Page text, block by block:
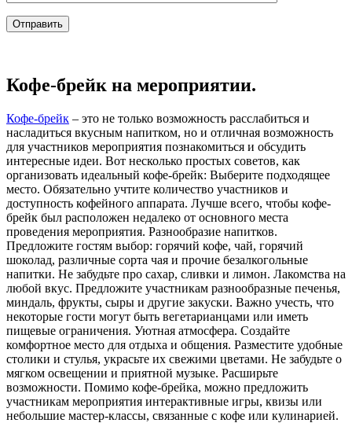
Кофе-брейк на мероприятии.
Кофе-брейк – это не только возможность расслабиться и
насладиться вкусным напитком, но и отличная возможность
для участников мероприятия познакомиться и обсудить
интересные идеи. Вот несколько простых советов, как
организовать идеальный кофе-брейк: Выберите подходящее
место. Обязательно учтите количество участников и
доступность кофейного аппарата. Лучше всего, чтобы кофе-
брейк был расположен недалеко от основного места
проведения мероприятия. Разнообразие напитков.
Предложите гостям выбор: горячий кофе, чай, горячий
шоколад, различные сорта чая и прочие безалкогольные
напитки. Не забудьте про сахар, сливки и лимон. Лакомства на
любой вкус. Предложите участникам разнообразные печенья,
миндаль, фрукты, сыры и другие закуски. Важно учесть, что
некоторые гости могут быть вегетарианцами или иметь
пищевые ограничения. Уютная атмосфера. Создайте
комфортное место для отдыха и общения. Разместите удобные
столики и стулья, украсьте их свежими цветами. Не забудьте о
мягком освещении и приятной музыке. Расширьте
возможности. Помимо кофе-брейка, можно предложить
участникам мероприятия интерактивные игры, квизы или
небольшие мастер-классы, связанные с кофе или кулинарией.